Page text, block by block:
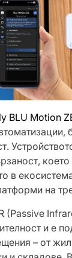
BLU Motion
в
на
(Passive
и е
– от